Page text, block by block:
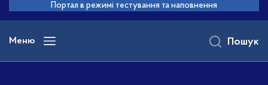
основного
вмісту
Портал в режимі тестування та наповнення
Меню Пошук